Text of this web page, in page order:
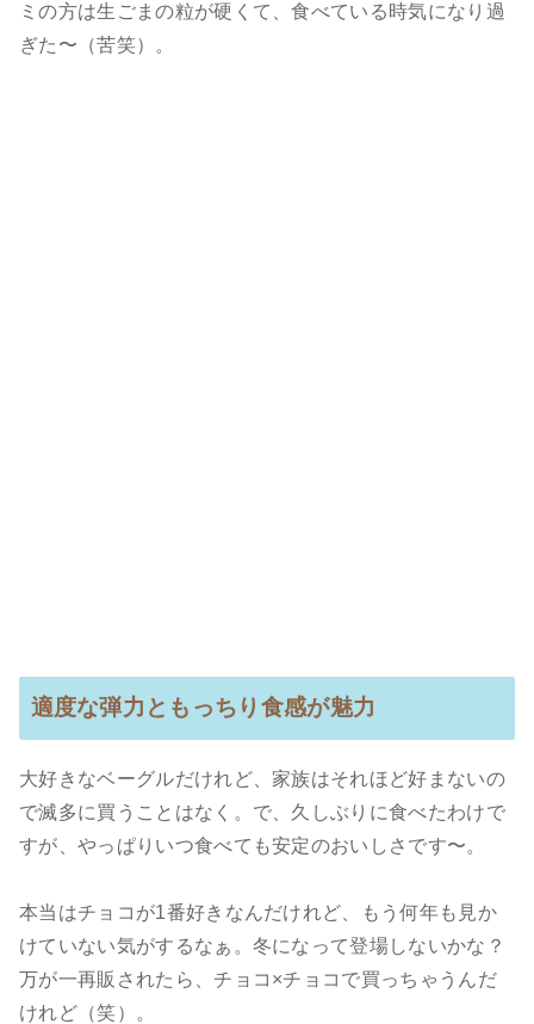
ミの方は生ごまの粒が硬くて、食べている時気になり過
ぎた〜（苦笑）。
適度な弾力ともっちり食感が魅力
大好きなベーグルだけれど、家族はそれほど好まないの
で滅多に買うことはなく。で、久しぶりに食べたわけで
すが、やっぱりいつ食べても安定のおいしさです〜。
本当はチョコが1番好きなんだけれど、もう何年も見か
けていない気がするなぁ。冬になって登場しないかな？
万が一再販されたら、チョコ×チョコで買っちゃうんだ
けれど（笑）。